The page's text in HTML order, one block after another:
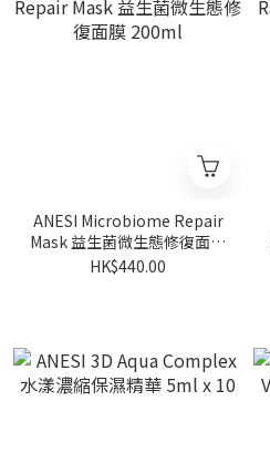
ANESI Microbiome Repair
Mask 益生菌微生態修復面膜
200ml
HK$440.00